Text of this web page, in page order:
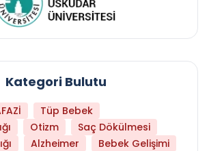
Kategori Bulutu
Tüp Bebek
Otizm
Saç Dökülmesi
Alzheimer
Bebek Gelişimi